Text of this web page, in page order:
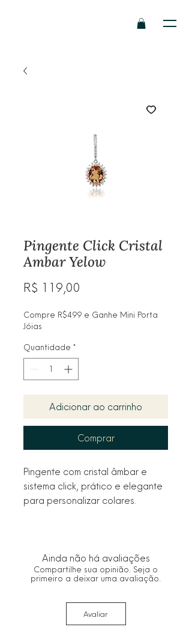
Pingente Click Cristal
Ambar Yelow
R$ 119,00
Compre R$499 e Ganhe Mini Porta
Jóias
Quantidade *
Adicionar ao carrinho
Comprar
Pingente com cristal âmbar e
sistema click, prático e elegante
para personalizar colares.
Ainda não há avaliações
Compartilhe sua opinião. Seja o
primeiro a deixar uma avaliação.
Avaliar